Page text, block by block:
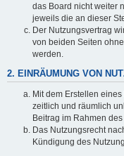
das Board nicht weiter
jeweils die an dieser
Der Nutzungsvertrag
von beiden Seiten
werden.
2. EINRÄUMUNG VON
Mit dem Erstellen
zeitlich und räumlich
Beitrag im Rahmen
Das Nutzungsrecht
Kündigung des